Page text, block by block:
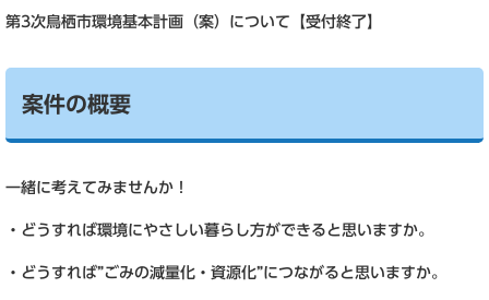
第3次鳥栖市環境基本計画（案）について【受付終了】
案件の概要
一緒に考えてみませんか！
・どうすれば環境にやさしい暮らし方ができると思いますか。
・どうすれば”ごみの減量化・資源化”につながると思いますか。